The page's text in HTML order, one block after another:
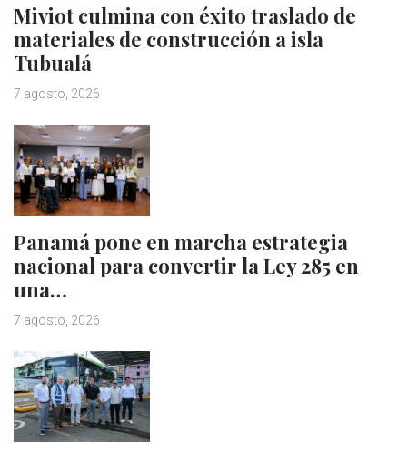
Miviot culmina con éxito traslado de
materiales de construcción a isla
Tubualá
7 agosto, 2026
Panamá pone en marcha estrategia
nacional para convertir la Ley 285 en
una…
7 agosto, 2026